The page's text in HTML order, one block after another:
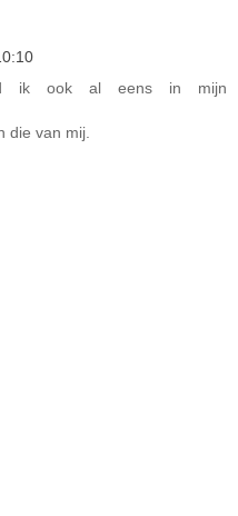
ik ook al eens in mijn
die van mij.